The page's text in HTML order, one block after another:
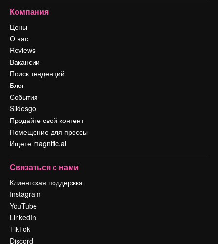
Компания
Цены
О нас
Reviews
Вакансии
Поиск тенденций
Блог
События
Slidesgo
Продайте свой контент
Помещение для прессы
Ищете magnific.ai
Связаться с нами
Клиентская поддержка
Instagram
YouTube
LinkedIn
TikTok
Discord